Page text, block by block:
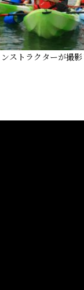
ストラクターが撮